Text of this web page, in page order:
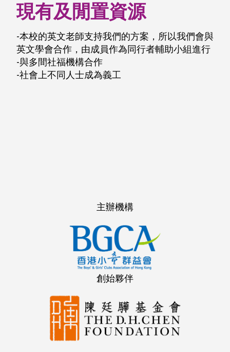
現有及閒置資源
-本校的英文老師支持我們的方案，所以我們會與
英文學會合作，由成員作為同行者輔助小組進行
-與多間社福機構合作
-社會上不同人士成為義工
主辦機構
創始夥伴